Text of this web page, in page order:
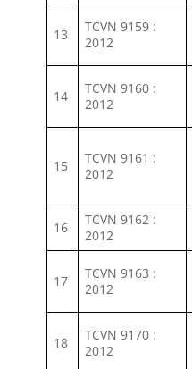
13
TCVN 9159 :
2012
14
TCVN 9160 :
2012
15
TCVN 9161 :
2012
16
TCVN 9162 :
2012
17
TCVN 9163 :
2012
18
TCVN 9170 :
2012